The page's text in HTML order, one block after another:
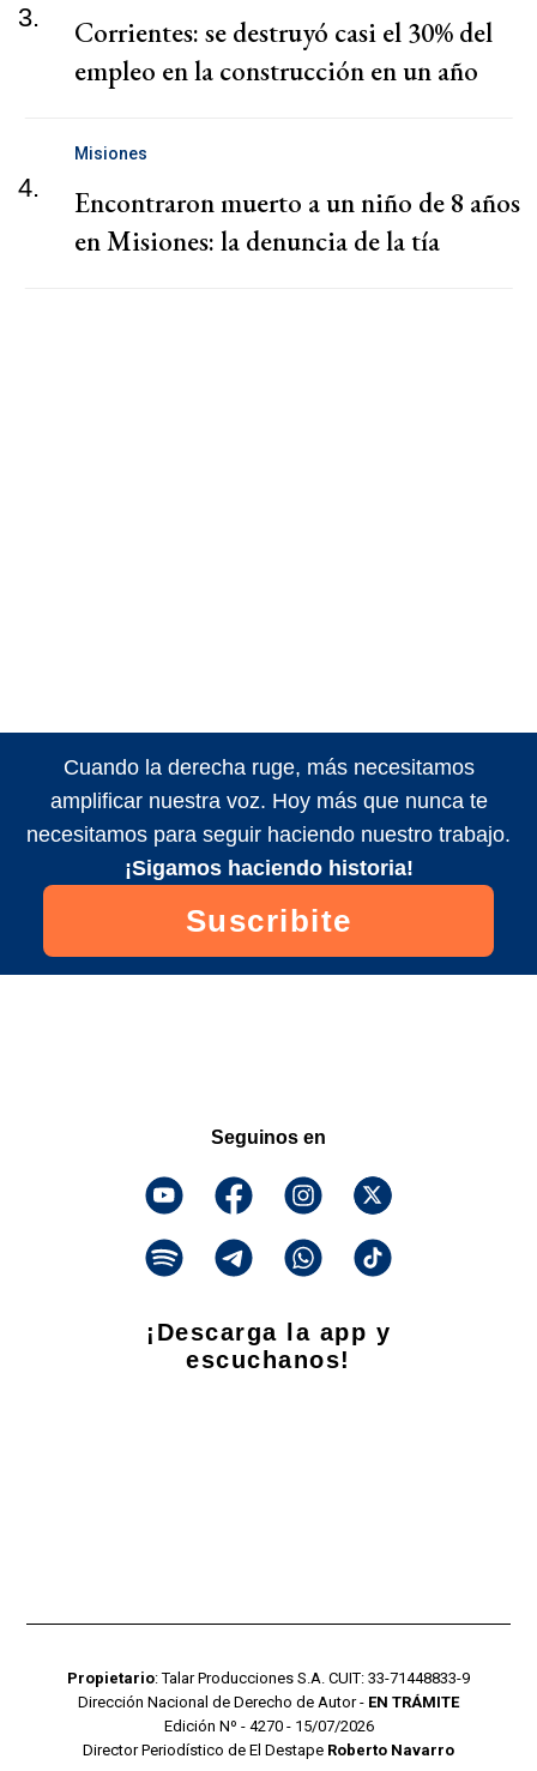
3.
Corrientes: se destruyó casi el 30% del
empleo en la construcción en un año
4.
Misiones
Encontraron muerto a un niño de 8 años
en Misiones: la denuncia de la tía
Cuando la derecha ruge, más necesitamos
amplificar nuestra voz. Hoy más que nunca te
necesitamos para seguir haciendo nuestro trabajo.
¡Sigamos haciendo historia!
Suscribite
Seguinos en
¡Descarga la app y
escuchanos!
Propietario: Talar Producciones S.A. CUIT: 33-71448833-9
Dirección Nacional de Derecho de Autor - EN TRÁMITE
Edición Nº - 4270 - 15/07/2026
Director Periodístico de El Destape Roberto Navarro